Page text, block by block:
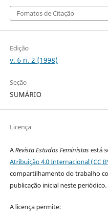
Fomatos de Citação
Edição
v. 6 n. 2 (1998)
Seção
SUMÁRIO
Licença
ARevista Estudos Feministasestá
Atribuição 4.0 Internacional (CC
compartilhamento do trabalho
publicação inicial neste periódico.
A licença permite: